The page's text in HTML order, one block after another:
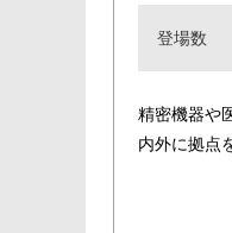
登場数
精密機器や
内外に拠点